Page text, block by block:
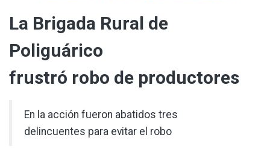
La Brigada Rural de
Poliguárico
frustró robo de productores
En la acción fueron abatidos tres
delincuentes para evitar el robo